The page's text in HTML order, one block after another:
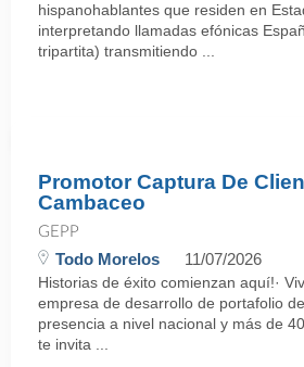
hispanohablantes que residen en
interpretando llamadas efónicas
tripartita) transmitiendo ...
Promotor Captura De
Cambaceo
GEPP
Todo Morelos 11/07/2026
Historias de éxito comienzan aquí!·
empresa de desarrollo de portafolio
presencia a nivel nacional y más de
te invita ...